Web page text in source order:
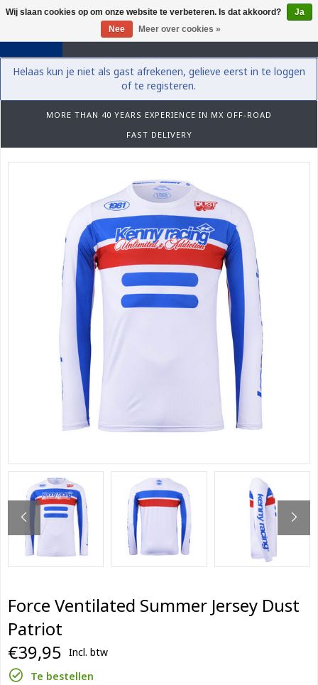
0
Helaas kun je niet als gast afrekenen, gelieve eerst in te loggen
of te registeren.
MORE THAN 40 YEARS EXPERIENCE IN MX OFF-ROAD
FAST DELIVERY
Force Ventilated Summer Jersey Dust
Patriot
€39,95 Incl. btw
Te bestellen
Wij slaan cookies op om onze website te verbeteren. Is dat akkoord?
Ja
Nee
Meer over cookies »